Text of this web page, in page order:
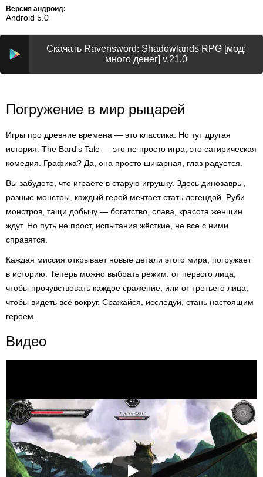
Версия андроид:
Android 5.0
Скачать Ravensword: Shadowlands RPG [мод:
много денег] v.21.0
Погружение в мир рыцарей
Игры про древние времена — это классика. Но тут другая
история. The Bard's Tale — это не просто игра, это сатирическая
комедия. Графика? Да, она просто шикарная, глаз радуется.
Вы забудете, что играете в старую игрушку. Здесь динозавры,
разные монстры, каждый герой мечтает стать легендой. Руби
монстров, тащи добычу — богатство, слава, красота женщин
ждут. Но путь не прост, испытания жёсткие, не все с ними
справятся.
Каждая миссия открывает новые детали этого мира, погружает
в историю. Теперь можно выбрать режим: от первого лица,
чтобы прочувствовать каждое сражение, или от третьего лица,
чтобы видеть всё вокруг. Сражайся, исследуй, стань настоящим
героем.
Видео